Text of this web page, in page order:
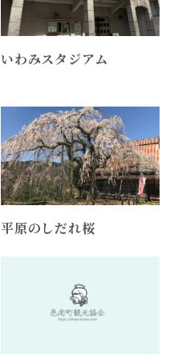
いわみスタジアム
平原のしだれ桜